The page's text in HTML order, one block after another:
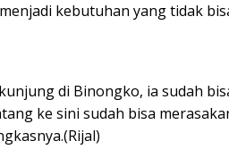
kebutuhan yang tidak
di Binongko, ia sudah
ke sini sudah bisa